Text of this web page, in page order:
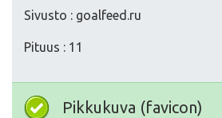
Sivusto : goalfeed.ru
Pituus : 11
Pikkukuva (favicon)